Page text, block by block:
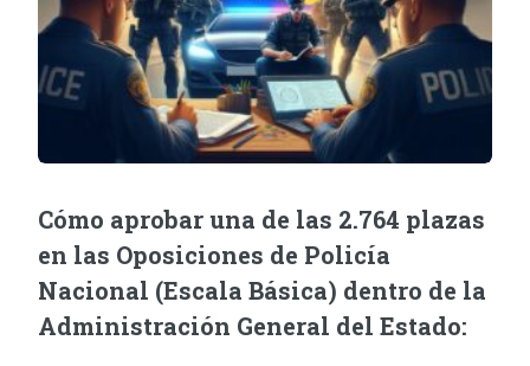
Cómo aprobar una de las 2.764 plazas
en las Oposiciones de Policía
Nacional (Escala Básica) dentro de la
Administración General del Estado: